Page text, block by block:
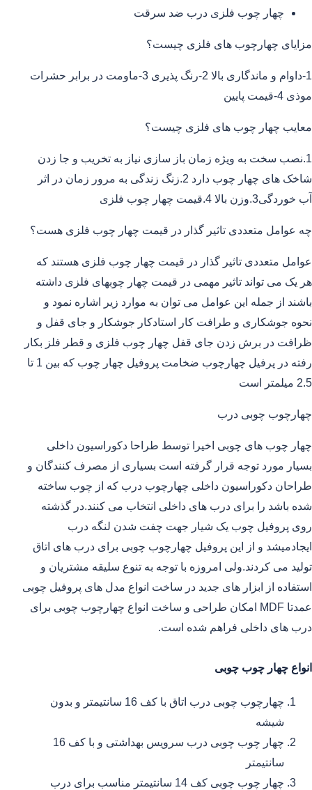
چهار چوب فلزی درب ضد سرقت
مزایای چهارچوب های فلزی چیست؟
1-داوام و ماندگاری بالا 2-رنگ پذیری 3-ماومت در برابر حشرات
موذی 4-قیمت پایین
معایب چهار چوب های فلزی چیست؟
1.نصب سخت به ویژه زمان باز سازی نیاز به تخریب و جا زدن
شاخک های چهار چوب دارد 2.زنگ زندگی به مرور زمان در اثر
آب خوردگی3.وزن بالا 4.قیمت چهار چوب فلزی
چه عوامل متعددی تاثیر گذار در قیمت چهار چوب فلزی هست؟
عوامل متعددی تاثیر گذار در قیمت چهار چوب فلزی هستند که
هر یک می تواند تاثیر مهمی در قیمت چهار چوبهای فلزی داشته
باشند از جمله این عوامل می توان به موارد زیر اشاره نمود و
نحوه جوشکاری و طرافت کار استادکار جوشکار و جای قفل و
ظرافت در برش زدن جای قفل چهار چوب فلزی و قطر فلز بکار
رفته در پرفیل چهارچوب ضخامت پروفیل چهار چوب که بین 1 تا
2.5 میلمتر است
چهارچوب چوبی درب
چهار چوب های چوبی اخیرا توسط طراحا دکوراسیون داخلی
بسیار مورد توجه قرار گرفته است بسیاری از مصرف کنندگان و
طراحان دکوراسیون داخلی چهارچوب درب که از چوب ساخته
شده باشد را برای درب های داخلی انتخاب می کنند.در گذشته
روی پروفیل چوب یک شیار جهت چفت شدن لنگه درب
ایجادمیشد و از این پروفیل چهارچوب چوبی برای درب های اتاق
تولید می کردند.ولی امروزه با توجه به تنوع سلیقه مشتریان و
استفاده از ابزار های جدید در ساخت انواع مدل های پروفیل چوبی
عمدتا MDF امکان طراحی و ساخت انواع چهارچوب چوبی برای
درب های داخلی فراهم شده است.
انواع چهار چوب چوبی
چهارچوب چوبی درب اتاق با کف 16 سانتیمتر و بدون
شیشه
چهار چوب چوبی درب سرویس بهداشتی و با کف 16
سانتیمتر
چهار چوب چوبی کف 14 سانتیمتر مناسب برای درب